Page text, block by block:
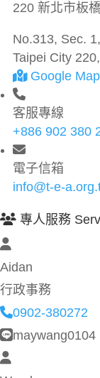
220 新北市板
No.313, Sec.
Taipei City
Google Map
客服專線
+886 902 380
電子信箱
info@t-e-
專人服務
Aidan
行政事務
0902-380272
maywang0104